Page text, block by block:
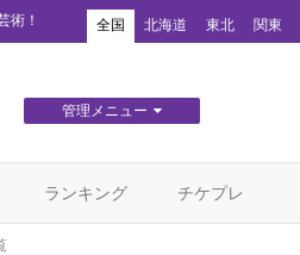
術！ 全国 北海道 東北 関東
管理メニュー
ランキング チケプレ